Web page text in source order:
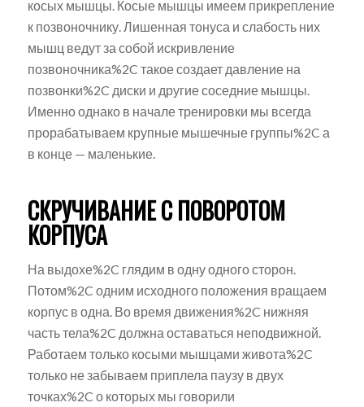
косых мышцы. Косые мышцы имеем прикрепление
к позвоночнику. Лишенная тонуса и слабость них
мышц ведут за собой искривление
позвоночника%2C такое создает давление на
позвонки%2C диски и другие соседние мышцы.
Именно однако в начале тренировки мы всегда
прорабатываем крупные мышечные группы%2C а
в конце — маленькие.
СКРУЧИВАНИЕ С ПОВОРОТОМ
КОРПУСА
На выдохе%2C глядим в одну одного сторон.
Потом%2C одним исходного положения вращаем
корпус в одна. Во время движения%2C нижняя
часть тела%2C должна оставаться неподвижной.
Работаем только косыми мышцами живота%2C
только не забываем приплела паузу в двух
точках%2C о которых мы говорили